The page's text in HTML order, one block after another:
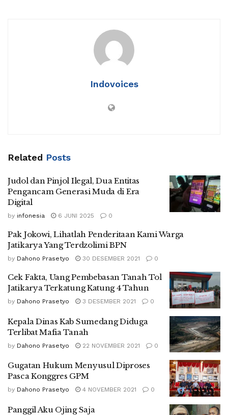
Indovoices
Related Posts
Judol dan Pinjol Ilegal, Dua Entitas
Pengancam Generasi Muda di Era
Digital
by infonesia 6 JUNI 2025 0
Pak Jokowi, Lihatlah Penderitaan Kami Warga
Jatikarya Yang Terdzolimi BPN
by Dahono Prasetyo 30 DESEMBER 2021 0
Cek Fakta, Uang Pembebasan Tanah Tol
Jatikarya Terkatung Katung 4 Tahun
by Dahono Prasetyo 3 DESEMBER 2021 0
Kepala Dinas Kab Sumedang Diduga
Terlibat Mafia Tanah
by Dahono Prasetyo 22 NOVEMBER 2021 0
Gugatan Hukum Menyusul Diproses
Pasca Konggres GPM
by Dahono Prasetyo 4 NOVEMBER 2021 0
Panggil Aku Ojing Saja